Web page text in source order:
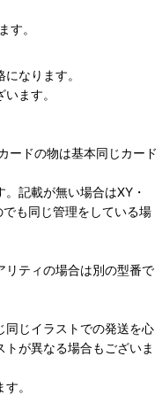
す。
なります。
ます。
ードの物は基本同じカード
記載が無い場合はXY・
も同じ管理をしている場
リティの場合は別の型番で
同じイラストでの発送を心
が異なる場合もございま
。